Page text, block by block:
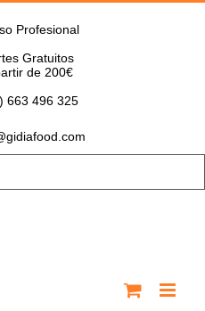
Profesional
Gratuitos
de 200€
663 496 325